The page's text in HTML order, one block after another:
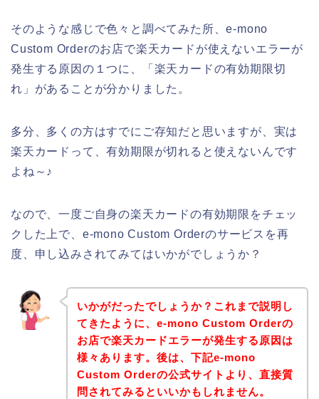
そのような感じで色々と調べてみた所、e-mono
Custom Orderのお店で楽天カードが使えないエラーが
発生する原因の１つに、「楽天カードの有効期限切
れ」があることが分かりました。
多分、多くの方はすでにご存知だと思いますが、実は
楽天カードって、有効期限が切れると使えないんです
よね～♪
なので、一度ご自身の楽天カードの有効期限をチェッ
クした上で、e-mono Custom Orderのサービスを再
度、申し込みされてみてはいかがでしょうか？
いかがだったでしょうか？これまで説明し
てきたように、e-mono Custom Orderの
お店で楽天カードエラーが発生する原因は
様々あります。後は、下記e-mono
Custom Orderの公式サイトより、直接質
問されてみるといいかもしれません。